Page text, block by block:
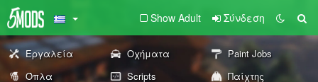
Show Adult Σύνδεση
Εργαλεία Οχήματα
Paint Jobs
Όπλα
Scripts
Παίχτης